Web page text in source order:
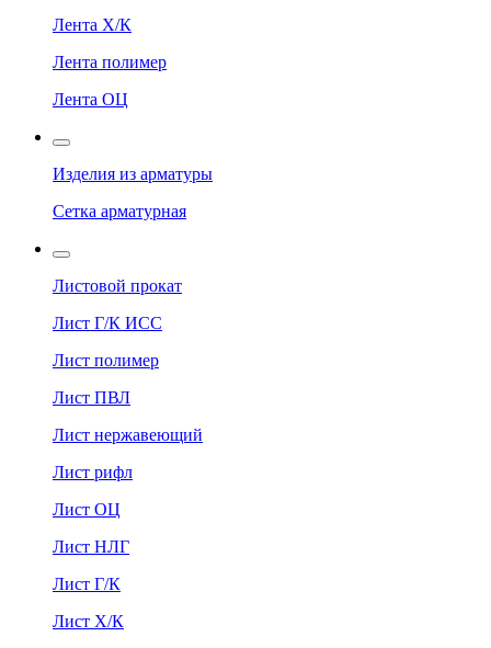
Лента Х/К
Лента полимер
Лента ОЦ
Изделия из арматуры
Сетка арматурная
Листовой прокат
Лист Г/К ИСС
Лист полимер
Лист ПВЛ
Лист нержавеющий
Лист рифл
Лист ОЦ
Лист НЛГ
Лист Г/К
Лист Х/К